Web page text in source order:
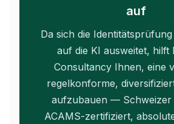
auf
Da sich die
auf die KI ausweitet, hilft
Consultancy Ihnen, eine
regelkonforme,
aufzubauen — Schweizer
ACAMS-zertifiziert,